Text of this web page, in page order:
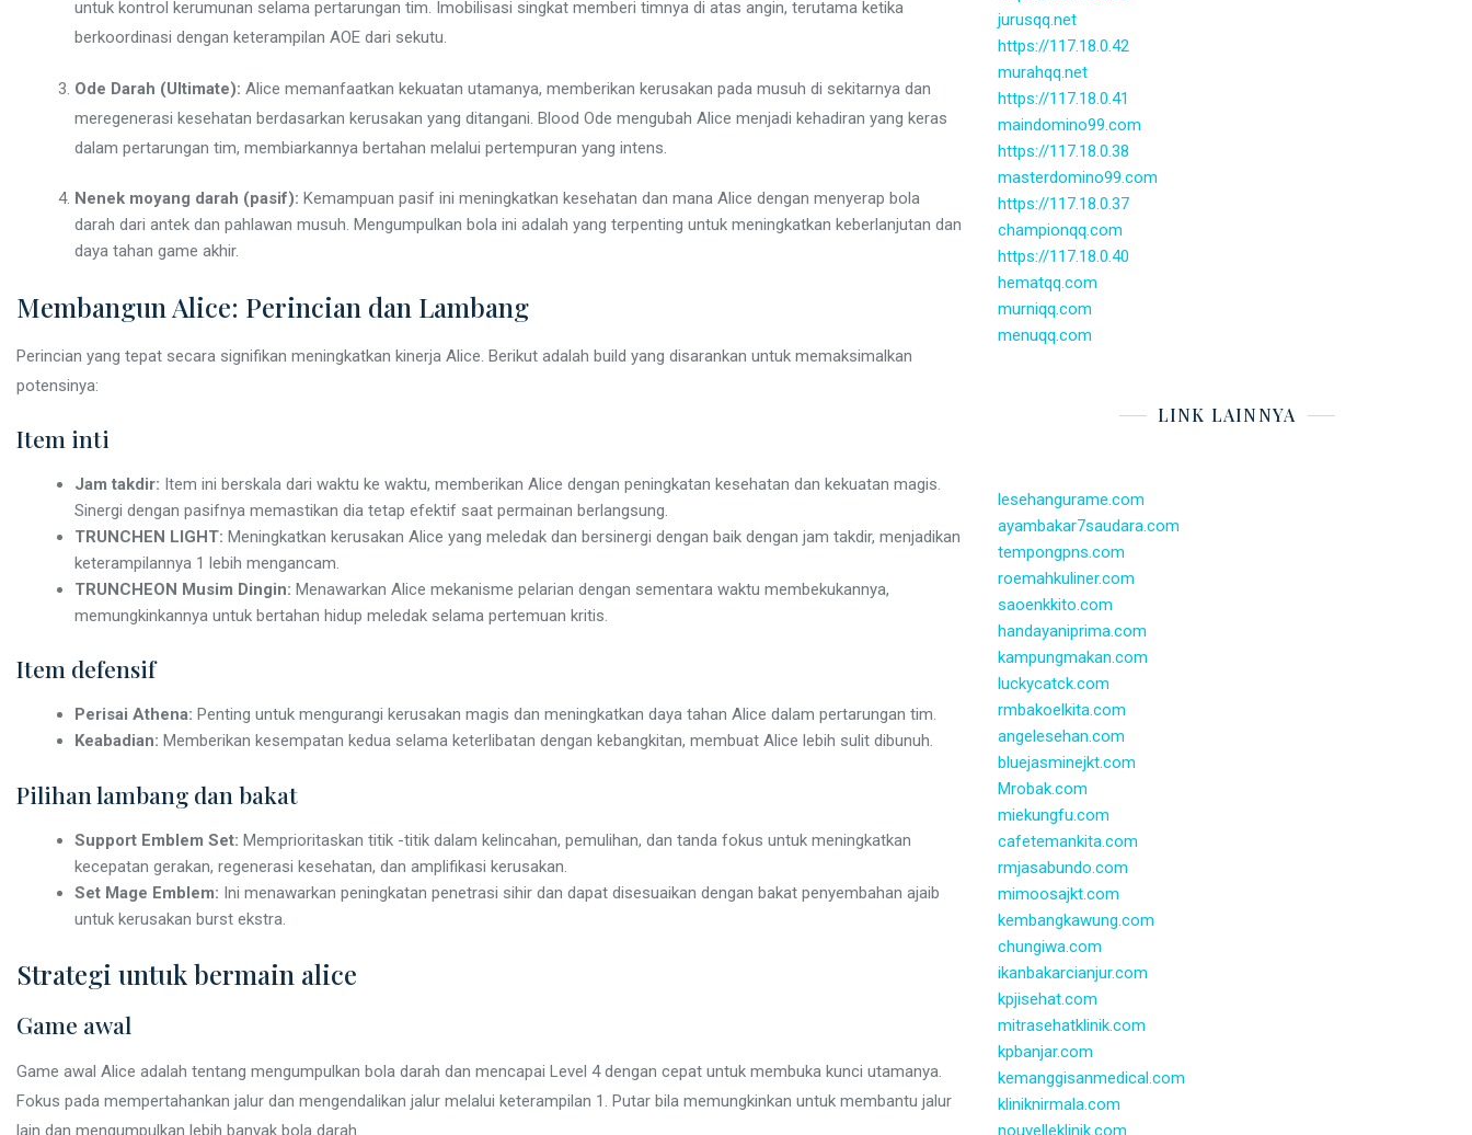
untuk kontrol kerumunan selama pertarungan tim. Imobilisasi singkat memberi timnya di atas angin, terutama ketika
berkoordinasi dengan keterampilan AOE dari sekutu.
Ode Darah (Ultimate): Alice memanfaatkan kekuatan utamanya, memberikan kerusakan pada musuh di sekitarnya dan
meregenerasi kesehatan berdasarkan kerusakan yang ditangani. Blood Ode mengubah Alice menjadi kehadiran yang keras
dalam pertarungan tim, membiarkannya bertahan melalui pertempuran yang intens.
Nenek moyang darah (pasif): Kemampuan pasif ini meningkatkan kesehatan dan mana Alice dengan menyerap bola
darah dari antek dan pahlawan musuh. Mengumpulkan bola ini adalah yang terpenting untuk meningkatkan keberlanjutan dan
daya tahan game akhir.
Membangun Alice: Perincian dan Lambang
Perincian yang tepat secara signifikan meningkatkan kinerja Alice. Berikut adalah build yang disarankan untuk memaksimalkan
potensinya:
Item inti
Jam takdir: Item ini berskala dari waktu ke waktu, memberikan Alice dengan peningkatan kesehatan dan kekuatan magis.
Sinergi dengan pasifnya memastikan dia tetap efektif saat permainan berlangsung.
TRUNCHEN LIGHT: Meningkatkan kerusakan Alice yang meledak dan bersinergi dengan baik dengan jam takdir, menjadikan
keterampilannya 1 lebih mengancam.
TRUNCHEON Musim Dingin: Menawarkan Alice mekanisme pelarian dengan sementara waktu membekukannya,
memungkinkannya untuk bertahan hidup meledak selama pertemuan kritis.
Item defensif
Perisai Athena: Penting untuk mengurangi kerusakan magis dan meningkatkan daya tahan Alice dalam pertarungan tim.
Keabadian: Memberikan kesempatan kedua selama keterlibatan dengan kebangkitan, membuat Alice lebih sulit dibunuh.
Pilihan lambang dan bakat
Support Emblem Set: Memprioritaskan titik -titik dalam kelincahan, pemulihan, dan tanda fokus untuk meningkatkan
kecepatan gerakan, regenerasi kesehatan, dan amplifikasi kerusakan.
Set Mage Emblem: Ini menawarkan peningkatan penetrasi sihir dan dapat disesuaikan dengan bakat penyembahan ajaib
untuk kerusakan burst ekstra.
Strategi untuk bermain alice
Game awal
Game awal Alice adalah tentang mengumpulkan bola darah dan mencapai Level 4 dengan cepat untuk membuka kunci utamanya.
Fokus pada mempertahankan jalur dan mengendalikan jalur melalui keterampilan 1. Putar bila memungkinkan untuk membantu jalur
lain dan mengumpulkan lebih banyak bola darah.
jurusqq.net
https://117.18.0.42
murahqq.net
https://117.18.0.41
maindomino99.com
https://117.18.0.38
masterdomino99.com
https://117.18.0.37
championqq.com
https://117.18.0.40
hematqq.com
murniqq.com
menuqq.com
LINK LAINNYA
lesehangurame.com
ayambakar7saudara.com
tempongpns.com
roemahkuliner.com
saoenkkito.com
handayaniprima.com
kampungmakan.com
luckycatck.com
rmbakoelkita.com
angelesehan.com
bluejasminejkt.com
Mrobak.com
miekungfu.com
cafetemankita.com
rmjasabundo.com
mimoosajkt.com
kembangkawung.com
chungiwa.com
ikanbakarcianjur.com
kpjisehat.com
mitrasehatklinik.com
kpbanjar.com
kemanggisanmedical.com
kliniknirmala.com
nouvelleklinik.com